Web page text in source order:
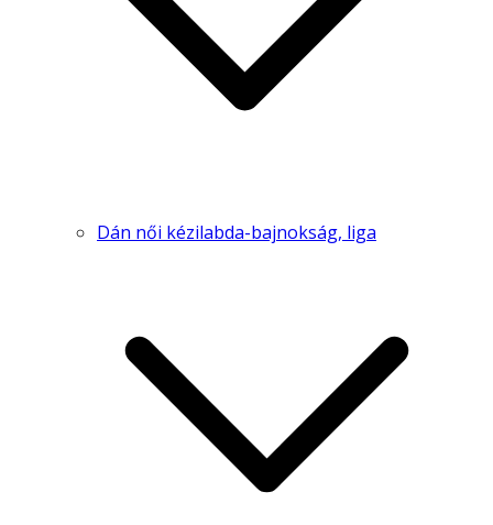
Dán női kézilabda-bajnokság, liga